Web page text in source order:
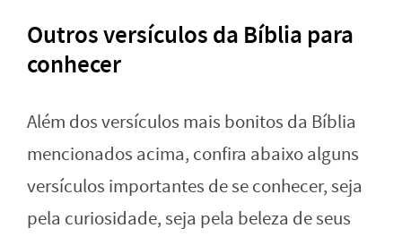
Outros versículos da Bíblia para
conhecer
Além dos versículos mais bonitos da Bíblia
mencionados acima, confira abaixo alguns
versículos importantes de se conhecer, seja
pela curiosidade, seja pela beleza de seus